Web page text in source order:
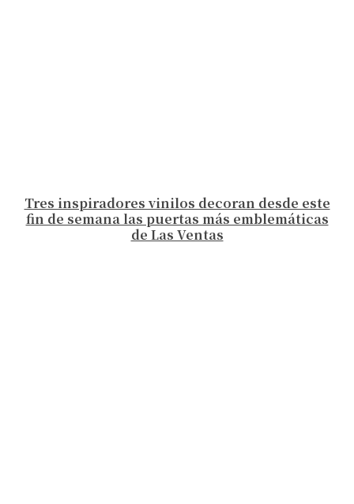
Tres inspiradores vinilos decoran desde este
fin de semana las puertas más emblemáticas
de Las Ventas